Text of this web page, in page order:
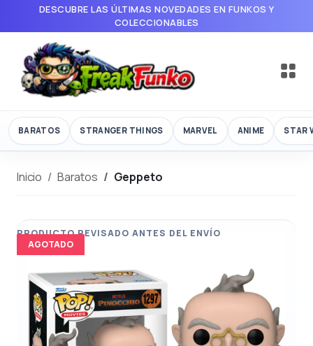
DESCUBRE LAS ÚLTIMAS NOVEDADES EN FUNKOS Y
COLECCIONABLES
BARATOS STRANGER THINGS MARVEL ANIME STAR
Inicio Baratos Geppeto
AGOTADO